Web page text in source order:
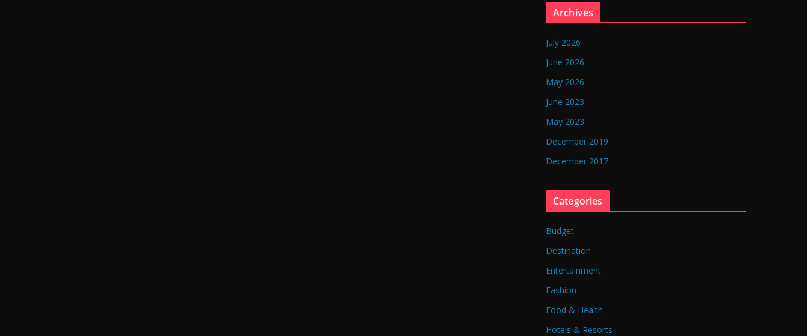
Archives
July 2026
June 2026
May 2026
June 2023
May 2023
December 2019
December 2017
Categories
Budget
Destination
Entertainment
Fashion
Food & Health
Hotels & Resorts